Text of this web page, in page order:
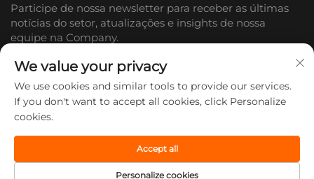
Participe de nossa newsletter para receber as últimas
notícias do setor, atualizações e insights de nossa
equipe na Company.
Ltd. Todos os direitos reservados. -
We value your privacy
We use cookies and similar tools to provide our services.
If you don't want to accept all cookies, click Personalize
cookies.
Personalize cookies
Accept all